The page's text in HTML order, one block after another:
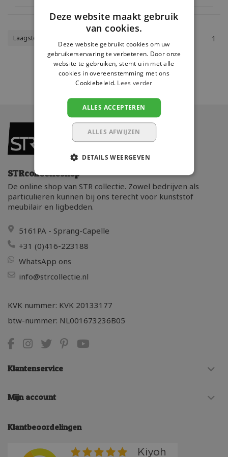
Laagste prijs 1
STRcollectieshop
De online shop van STR collectie. Zowel bedrijven als
particulieren kunnen bij ons terecht voor kunststof
meubilair en ligbedden.
5161PA - Sprang-Capelle
+31 (0)416-223188
WhatsApp ons
info@strcollectie.nl
KVK nummer: KVK 20133177
btw-nummer: NL001673236B05
Klantenservice
Mijn account
Klantbeoordelingen
Deze website maakt gebruik
van cookies.
Deze website gebruikt cookies om uw
gebruikerservaring te verbeteren. Door onze
website te gebruiken, stemt u in met alle
cookies in overeenstemming met ons
Cookiebeleid. Lees verder
ALLES ACCEPTEREN
ALLES AFWIJZEN
DETAILS WEERGEVEN